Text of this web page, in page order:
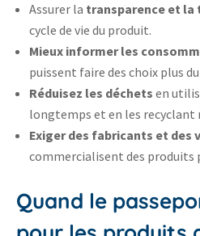
Assurer la transparence et
cycle de vie du produit.
Mieux informer les
puissent faire des choix plus
Réduisez les déchets en
longtemps et en les recyclant
Exiger des fabricants et des
commercialisent des produits
Quand le